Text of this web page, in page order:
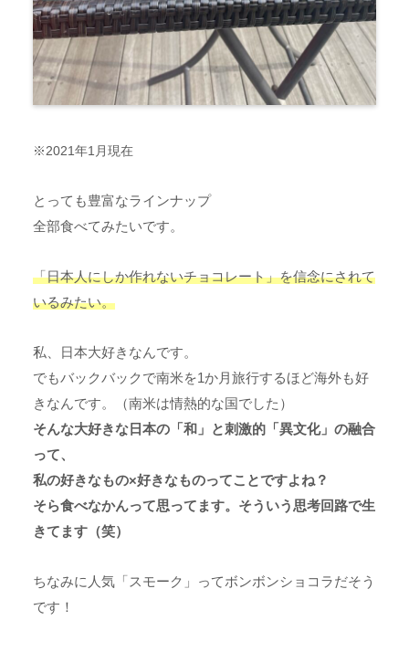
※2021年1 月現在
とっても豊富なラインナップ
全部食べてみたいです。
「日本人にしか作れないチョコレート」を信念にされて
いるみたい。
私、日本大好きなんです。
でもバックバックで南米を1か月旅行するほど海外も好
きなんです。（南米は情熱的な国でした）
そんな大好きな日本の「和」と刺激的「異文化」の融合
って、
私の好きなもの×好きなものってことですよね？
そら食べなかんって思ってます。そういう思考回路で生
きてます（笑）
ちなみに人気「スモーク」ってボンボンショコラだそう
です！